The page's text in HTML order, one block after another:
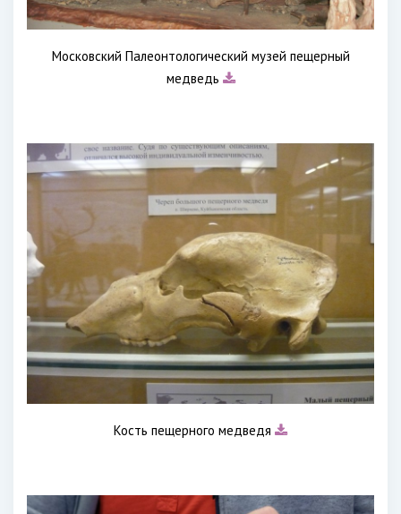
Московский Палеонтологический музей пещерный
медведь
Кость пещерного медведя